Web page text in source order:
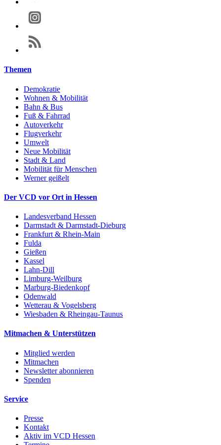
Themen
Demokratie
Wohnen & Mobilität
Bahn & Bus
Fuß & Fahrrad
Autoverkehr
Flugverkehr
Umwelt
Neue Mobilität
Stadt & Land
Mobilität für Menschen
Werner geißelt
Der VCD vor Ort in Hessen
Landesverband Hessen
Darmstadt & Darmstadt-Dieburg
Frankfurt & Rhein-Main
Fulda
Gießen
Kassel
Lahn-Dill
Limburg-Weilburg
Marburg-Biedenkopf
Odenwald
Wetterau & Vogelsberg
Wiesbaden & Rheingau-Taunus
Mitmachen & Unterstützen
Mitglied werden
Mitmachen
Newsletter abonnieren
Spenden
Service
Presse
Kontakt
Aktiv im VCD Hessen